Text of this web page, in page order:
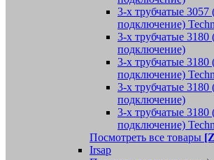
3-х трубчатые
подключение)
3-х трубчатые 3180
подключение)
3-х трубчатые 3180
подключение)
3-х трубчатые
подключение)
3-х трубчатые
подключение)
Посмотреть все товары
Irsap